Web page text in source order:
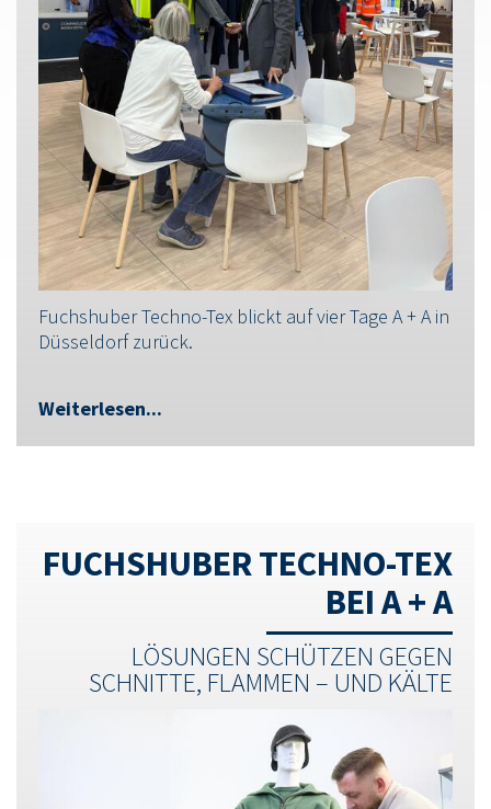
Fuchshuber Techno-Tex blickt auf vier Tage A + A in
Düsseldorf zurück.
Weiterlesen...
FUCHSHUBER TECHNO-TEX
BEI A + A
LÖSUNGEN SCHÜTZEN GEGEN
SCHNITTE, FLAMMEN – UND KÄLTE